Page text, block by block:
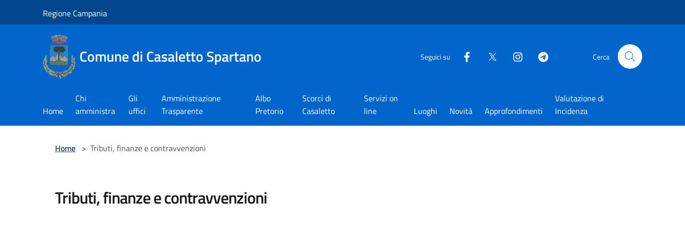
Regione Campania
Comune di Casaletto Spartano Seguici su Cerca
Home
Chi
amministra
Gli
uffici
Amministrazione
Trasparente
Albo
Pretorio
Scorci di
Casaletto
Servizi on
line
Luoghi Novità Approfondimenti
Valutazione di
Incidenza
Home > Tributi, finanze e contravvenzioni
Tributi, finanze e contravvenzioni